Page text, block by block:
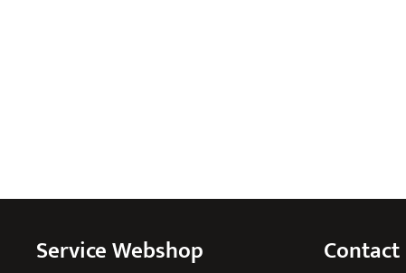
Service Webshop Contact